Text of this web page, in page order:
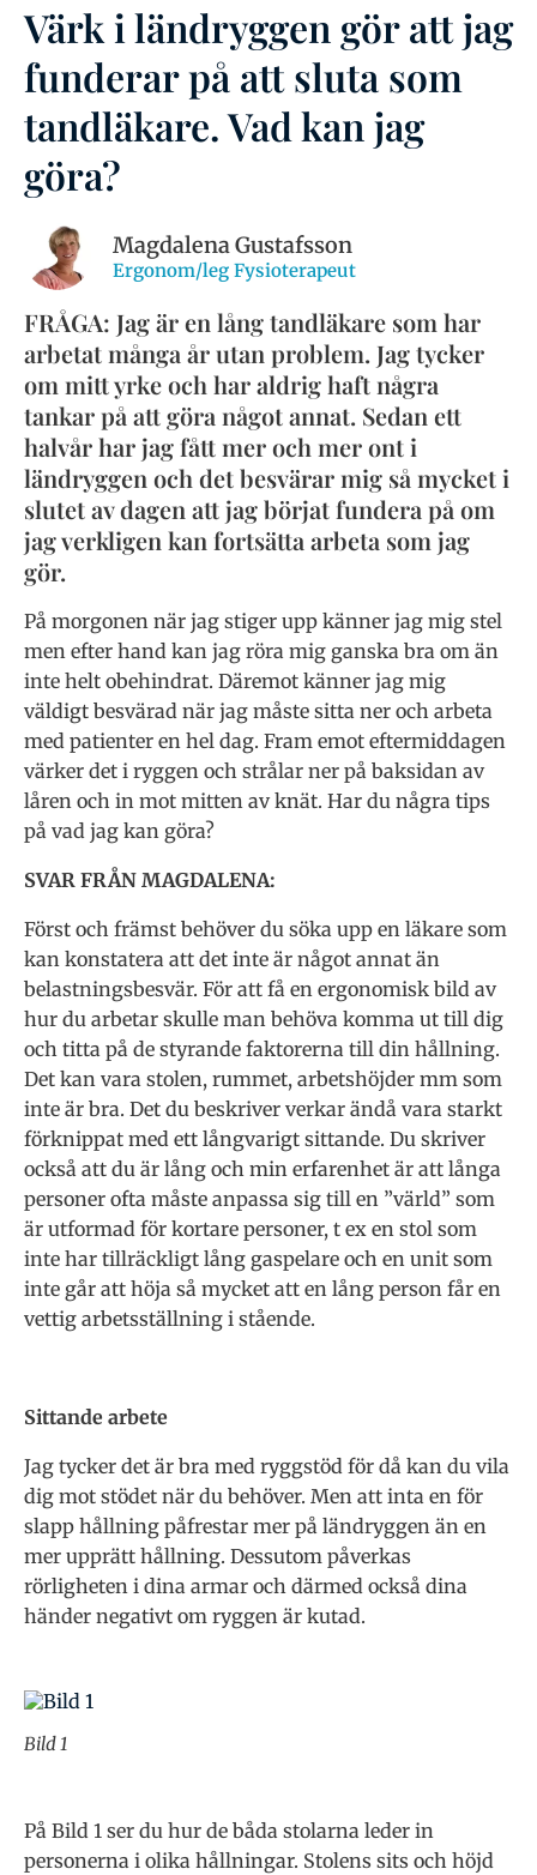
Värk i ländryggen gör att jag
funderar på att sluta som
tandläkare. Vad kan jag
göra?
Magdalena Gustafsson
Ergonom/leg Fysioterapeut
FRÅGA: Jag är en lång tandläkare som har
arbetat många år utan problem. Jag tycker
om mitt yrke och har aldrig haft några
tankar på att göra något annat. Sedan ett
halvår har jag fått mer och mer ont i
ländryggen och det besvärar mig så mycket i
slutet av dagen att jag börjat fundera på om
jag verkligen kan fortsätta arbeta som jag
gör.
På morgonen när jag stiger upp känner jag mig stel
men efter hand kan jag röra mig ganska bra om än
inte helt obehindrat. Däremot känner jag mig
väldigt besvärad när jag måste sitta ner och arbeta
med patienter en hel dag. Fram emot eftermiddagen
värker det i ryggen och strålar ner på baksidan av
låren och in mot mitten av knät. Har du några tips
på vad jag kan göra?
SVAR FRÅN MAGDALENA:
Först och främst behöver du söka upp en läkare som
kan konstatera att det inte är något annat än
belastningsbesvär. För att få en ergonomisk bild av
hur du arbetar skulle man behöva komma ut till dig
och titta på de styrande faktorerna till din hållning.
Det kan vara stolen, rummet, arbetshöjder mm som
inte är bra. Det du beskriver verkar ändå vara starkt
förknippat med ett långvarigt sittande. Du skriver
också att du är lång och min erfarenhet är att långa
personer ofta måste anpassa sig till en ”värld” som
är utformad för kortare personer, t ex en stol som
inte har tillräckligt lång gaspelare och en unit som
inte går att höja så mycket att en lång person får en
vettig arbetsställning i stående.
Sittande arbete
Jag tycker det är bra med ryggstöd för då kan du vila
dig mot stödet när du behöver. Men att inta en för
slapp hållning påfrestar mer på ländryggen än en
mer upprätt hållning. Dessutom påverkas
rörligheten i dina armar och därmed också dina
händer negativt om ryggen är kutad.
Bild 1
På Bild 1 ser du hur de båda stolarna leder in
personerna i olika hållningar. Stolens sits och höjd